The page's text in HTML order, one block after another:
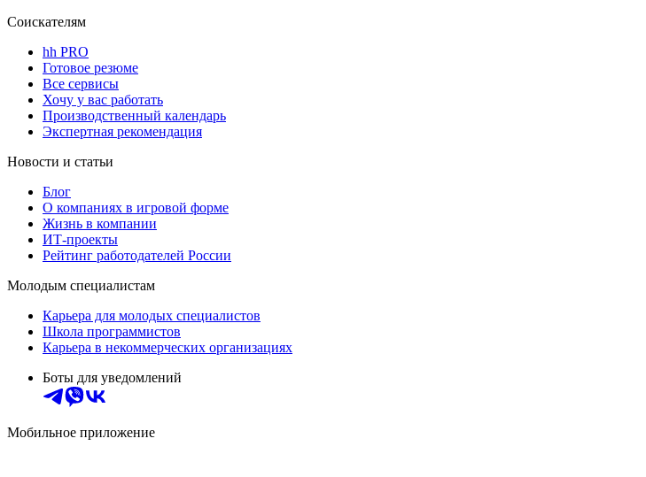
Соискателям
hh PRO
Готовое резюме
Все сервисы
Хочу у вас работать
Производственный календарь
Экспертная рекомендация
Новости и статьи
Блог
О компаниях в игровой форме
Жизнь в компании
ИТ-проекты
Рейтинг работодателей России
Молодым специалистам
Карьера для молодых специалистов
Школа программистов
Карьера в некоммерческих организациях
Боты для уведомлений
Мобильное приложение